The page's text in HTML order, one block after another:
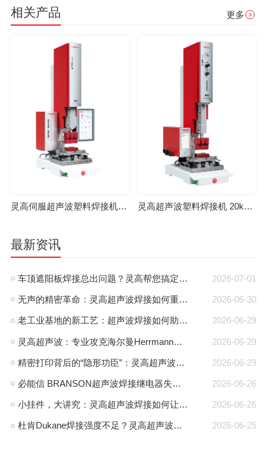
相关产品 更多
灵高伺服超声波塑料焊接机 20kHz 2000/3000W K3000 Servo 灵高超声波塑料焊接机 20kHz 2000/3000W K3000 Pro
最新资讯
2026-07-01
车顶遮阳板焊接总出问题？灵高帮您搞定泰索迡克焊头设计缺陷
2026-06-30
无声的精密革命：灵高超声波焊接如何重塑路由器外壳制造？
2026-06-29
老工业基地的新工艺：超声波焊接如何助力沈阳制造转型？
2026-06-29
灵高超声波：专业攻克海尔曼Herrmann焊接机电路板短路难题
2026-06-29
精密打印背后的“隐形功臣”：灵高超声波焊接如何让喷墨头支架更可靠？
2026-06-26
必能信 BRANSON超声波焊接继电器失效怎么办？灵高超声波“四步维修法”精准破局
2026-06-26
小挂件，大讲究：灵高超声波焊接如何让手机挂件更“抗造”？
2026-06-25
杜肯Dukane焊接强度不足？灵高超声波帮您精准破局